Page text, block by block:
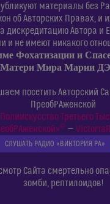
материалы без
об Авторских Правах, и
дискредитацию Автора и
и не имеют никакого
Фохатизации и
Мира Марии
посетить Авторский
ПреобРАженской
Третьего
©—
СЛУШАТЬ РАДИО «ВИКТОРИЯ РА»
Сайта смертельно
зомби, рептилоидов!